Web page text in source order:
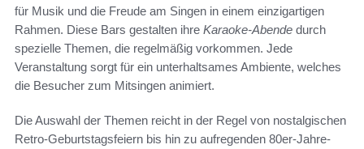
für Musik und die Freude am Singen in einem einzigartigen
Rahmen. Diese Bars gestalten ihre Karaoke-Abende durch
spezielle Themen, die regelmäßig vorkommen. Jede
Veranstaltung sorgt für ein unterhaltsames Ambiente, welches
die Besucher zum Mitsingen animiert.
Die Auswahl der Themen reicht in der Regel von nostalgischen
Retro-Geburtstagsfeiern bis hin zu aufregenden 80er-Jahre-